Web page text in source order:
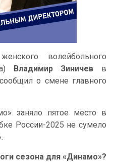
волейбольного
Владимир Зиничев в
сообщил о смене главного
заняло пятое место в
России-2025 не сумело
сезона для «Динамо»?